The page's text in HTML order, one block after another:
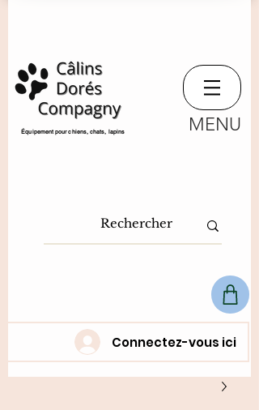
​Équipement pour chiens, chats, lapins MENU
Connectez-vous ici